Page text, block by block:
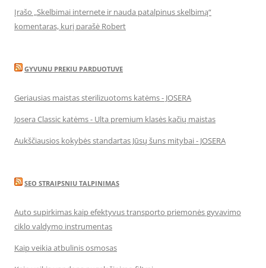
Įrašo „Skelbimai internete ir nauda patalpinus skelbimą“
komentaras, kurį parašė Robert
GYVUNU PREKIU PARDUOTUVE
Geriausias maistas sterilizuotoms katėms - JOSERA
Josera Classic katėms - Ulta premium klasės kačių maistas
Aukščiausios kokybės standartas Jūsų šuns mitybai - JOSERA
SEO STRAIPSNIU TALPINIMAS
Auto supirkimas kaip efektyvus transporto priemonės gyvavimo
ciklo valdymo instrumentas
Kaip veikia atbulinis osmosas